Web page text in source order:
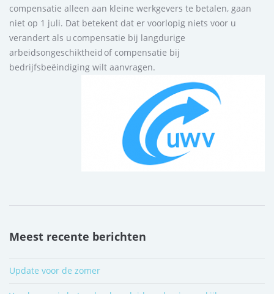
compensatie alleen aan kleine werkgevers te betalen, gaan
niet op 1 juli. Dat betekent dat er voorlopig niets voor u
verandert als u compensatie bij langdurige
arbeidsongeschiktheid of compensatie bij
bedrijfsbeëindiging wilt aanvragen.
Meest recente berichten
Update voor de zomer